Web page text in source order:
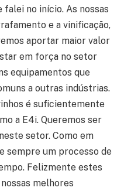
falei no início. As nossas
e a vinificação,
aportar maior valor
em força no setor
equipamentos que
a outras indústrias.
é suficientemente
a E4i. Queremos ser
setor. Como em
sempre um processo de
Felizmente estes
melhores